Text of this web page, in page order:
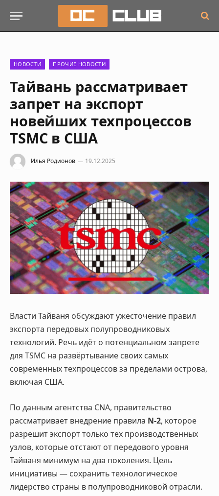
НОВОСТИ ПРОЧИЕ НОВОСТИ
Тайвань рассматривает
запрет на экспорт
новейших техпроцессов
TSMC в США
Илья Родионов 19.12.2025
Власти Тайваня обсуждают ужесточение правил
экспорта передовых полупроводниковых
технологий. Речь идёт о потенциальном запрете
для TSMC на развёртывание своих самых
современных техпроцессов за пределами острова,
включая США.
По данным агентства CNA, правительство
рассматривает внедрение правила N-2, которое
разрешит экспорт только тех производственных
узлов, которые отстают от передового уровня
Тайваня минимум на два поколения. Цель
инициативы — сохранить технологическое
лидерство страны в полупроводниковой отрасли.